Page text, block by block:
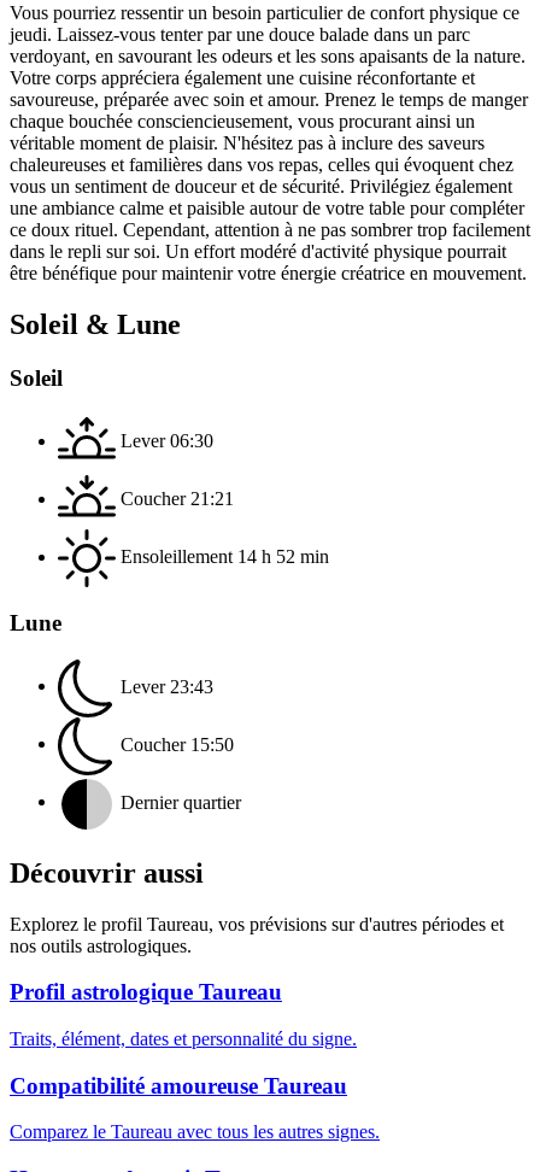
Vous pourriez ressentir un besoin particulier de confort physique ce
jeudi. Laissez-vous tenter par une douce balade dans un parc
verdoyant, en savourant les odeurs et les sons apaisants de la nature.
Votre corps appréciera également une cuisine réconfortante et
savoureuse, préparée avec soin et amour. Prenez le temps de manger
chaque bouchée consciencieusement, vous procurant ainsi un
véritable moment de plaisir. N'hésitez pas à inclure des saveurs
chaleureuses et familières dans vos repas, celles qui évoquent chez
vous un sentiment de douceur et de sécurité. Privilégiez également
une ambiance calme et paisible autour de votre table pour compléter
ce doux rituel. Cependant, attention à ne pas sombrer trop facilement
dans le repli sur soi. Un effort modéré d'activité physique pourrait
être bénéfique pour maintenir votre énergie créatrice en mouvement.
Soleil & Lune
Soleil
Lever 06:30
Coucher 21:21
Ensoleillement 14 h 52 min
Lune
Lever 23:43
Coucher 15:50
Dernier quartier
Découvrir aussi
Explorez le profil Taureau, vos prévisions sur d'autres périodes et
nos outils astrologiques.
Profil astrologique Taureau
Traits, élément, dates et personnalité du signe.
Compatibilité amoureuse Taureau
Comparez le Taureau avec tous les autres signes.